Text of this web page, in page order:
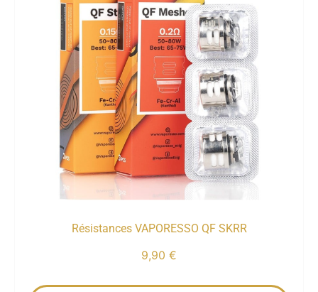
Résistances VAPORESSO QF SKRR
9,90 €